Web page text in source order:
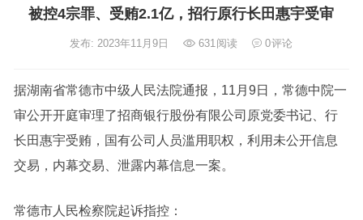
被控4宗罪、受贿2.1亿，招行原行长田惠宇受审
发布: 2023年11月9日 631阅读 0评论
据湖南省常德市中级人民法院通报，11月9日，常德中院一
审公开开庭审理了招商银行股份有限公司原党委书记、行
长田惠宇受贿，国有公司人员滥用职权，利用未公开信息
交易，内幕交易、泄露内幕信息一案。
常德市人民检察院起诉指控：